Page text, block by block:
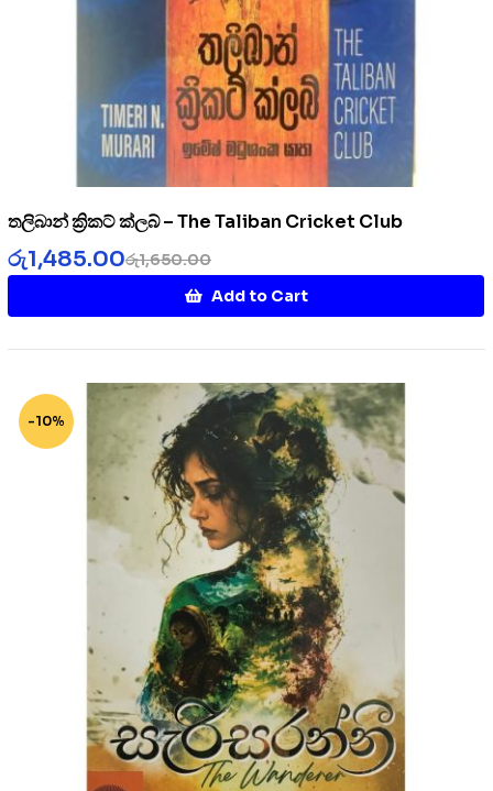
තලිබාන් ක්‍රිකට් ක්ලබ් – The Taliban Cricket Club
රු1,650.00
රු1,485.00
Add to Cart
-10%